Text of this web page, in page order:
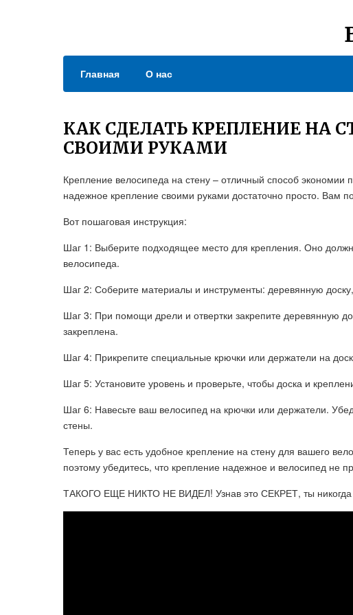
Главная О нас
КАК СДЕЛАТЬ КРЕПЛЕНИЕ НА
СВОИМИ РУКАМИ
Крепление велосипеда на стену – отличный способ экономии
надежное крепление своими руками достаточно просто. Вам
Вот пошаговая инструкция:
Шаг 1: Выберите подходящее место для крепления. Оно
велосипеда.
Шаг 2: Соберите материалы и инструменты: деревянную
Шаг 3: При помощи дрели и отвертки закрепите деревянную
закреплена.
Шаг 4: Прикрепите специальные крючки или держатели на
Шаг 5: Установите уровень и проверьте, чтобы доска и
Шаг 6: Навесьте ваш велосипед на крючки или держатели.
стены.
Теперь у вас есть удобное крепление на стену для вашего
поэтому убедитесь, что крепление надежное и велосипед не
ТАКОГО ЕЩЕ НИКТО НЕ ВИДЕЛ! Узнав это СЕКРЕТ, ты никогда